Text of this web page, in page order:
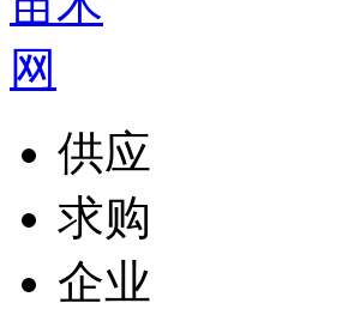
供应
求购
企业